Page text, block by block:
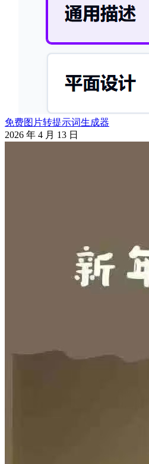
免费图片转提示词生成器
2026 年 4 月 13 日